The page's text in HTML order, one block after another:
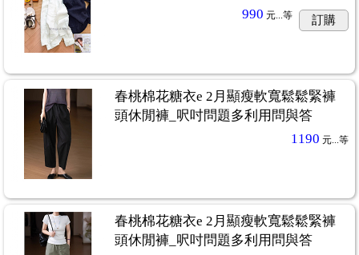
990 元...等 訂購
春桃棉花糖衣e 2月顯瘦軟寬鬆鬆緊褲
頭休閒褲_呎吋問題多利用問與答
1190 元...等
春桃棉花糖衣e 2月顯瘦軟寬鬆鬆緊褲
頭休閒褲_呎吋問題多利用問與答